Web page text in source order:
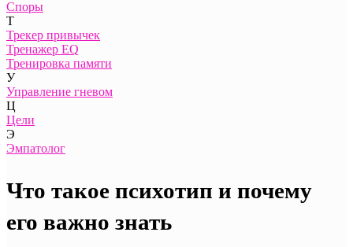
Споры
Т
Трекер привычек
Тренажер EQ
Тренировка памяти
У
Управление гневом
Ц
Цели
Э
Эмпатолог
Что такое психотип и почему
его важно знать